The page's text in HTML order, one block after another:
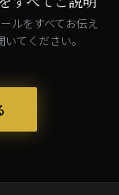
ルをすべてお伝え
てください。